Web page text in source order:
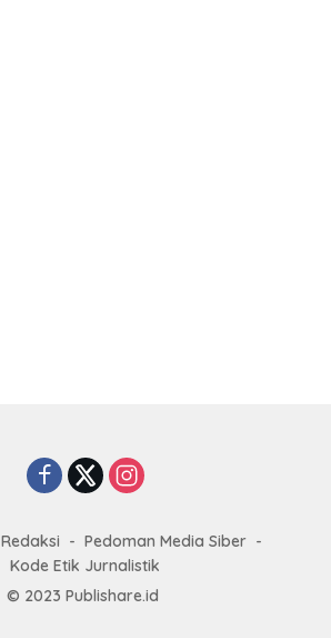
Redaksi
Pedoman Media Siber
Kode Etik Jurnalistik
© 2023 Publishare.id